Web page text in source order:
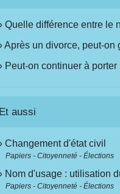
Quelle différence entre le
Après un divorce, peut-on
Peut-on continuer à
Et aussi
Changement d'état civil
Papiers - Citoyenneté - Élections
Nom d'usage : utilisation
Papiers - Citoyenneté - Élections